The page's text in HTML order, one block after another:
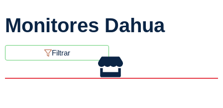
Monitores Dahua
Filtrar